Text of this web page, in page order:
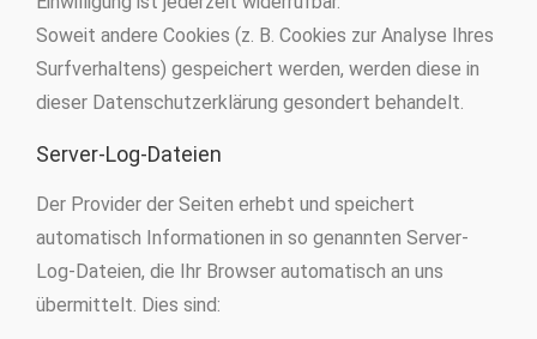
Soweit andere Cookies (z. B. Cookies zur Analyse Ihres
Surfverhaltens) gespeichert werden, werden diese in
dieser Datenschutzerklärung gesondert behandelt.
Server-Log-Dateien
Der Provider der Seiten erhebt und speichert
automatisch Informationen in so genannten Server-
Log-Dateien, die Ihr Browser automatisch an uns
übermittelt. Dies sind: